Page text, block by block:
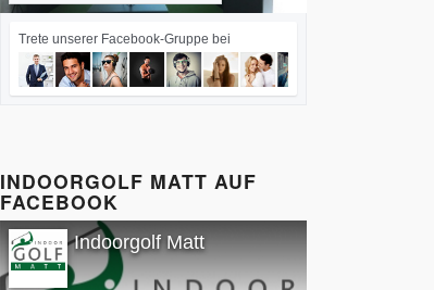
Trete unserer Facebook-Gruppe bei
INDOORGOLF MATT AUF
FACEBOOK
Indoorgolf Matt